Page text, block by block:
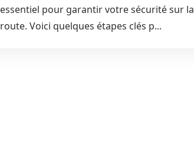
essentiel pour garantir votre sécurité sur la
route. Voici quelques étapes clés p...